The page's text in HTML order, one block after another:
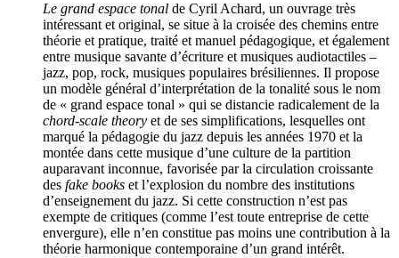
Le grand espace tonal de Cyril Achard, un ouvrage très
intéressant et original, se situe à la croisée des chemins entre
théorie et pratique, traité et manuel pédagogique, et également
entre musique savante d’écriture et musiques audiotactiles –
jazz, pop, rock, musiques populaires brésiliennes. Il propose
un modèle général d’interprétation de la tonalité sous le nom
de « grand espace tonal » qui se distancie radicalement de la
chord-scale theory et de ses simplifications, lesquelles ont
marqué la pédagogie du jazz depuis les années 1970 et la
montée dans cette musique d’une culture de la partition
auparavant inconnue, favorisée par la circulation croissante
des fake books et l’explosion du nombre des institutions
d’enseignement du jazz. Si cette construction n’est pas
exempte de critiques (comme l’est toute entreprise de cette
envergure), elle n’en constitue pas moins une contribution à la
théorie harmonique contemporaine d’un grand intérêt.